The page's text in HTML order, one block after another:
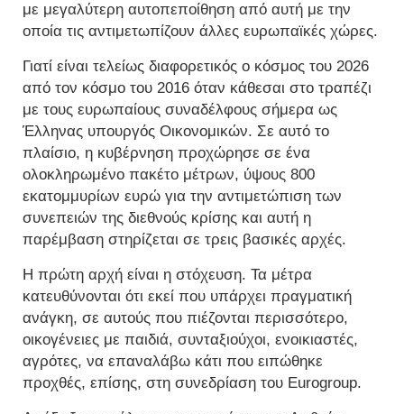
με μεγαλύτερη αυτοπεποίθηση από αυτή με την
οποία τις αντιμετωπίζουν άλλες ευρωπαϊκές χώρες.
Γιατί είναι τελείως διαφορετικός ο κόσμος του 2026
από τον κόσμο του 2016 όταν κάθεσαι στο τραπέζι
με τους ευρωπαίους συναδέλφους σήμερα ως
Έλληνας υπουργός Οικονομικών. Σε αυτό το
πλαίσιο, η κυβέρνηση προχώρησε σε ένα
ολοκληρωμένο πακέτο μέτρων, ύψους 800
εκατομμυρίων ευρώ για την αντιμετώπιση των
συνεπειών της διεθνούς κρίσης και αυτή η
παρέμβαση στηρίζεται σε τρεις βασικές αρχές.
Η πρώτη αρχή είναι η στόχευση. Τα μέτρα
κατευθύνονται ότι εκεί που υπάρχει πραγματική
ανάγκη, σε αυτούς που πιέζονται περισσότερο,
οικογένειες με παιδιά, συνταξιούχοι, ενοικιαστές,
αγρότες, να επαναλάβω κάτι που ειπώθηκε
προχθές, επίσης, στη συνεδρίαση του Eurogroup.